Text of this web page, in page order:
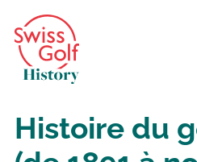
Histoire du